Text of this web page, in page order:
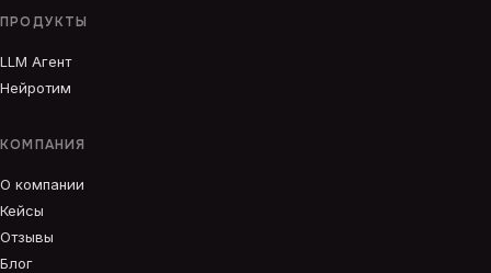
ПРОДУКТЫ
LLM Агент
Нейротим
КОМПАНИЯ
О компании
Кейсы
Отзывы
Блог